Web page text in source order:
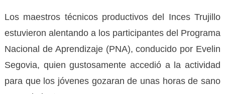
Los maestros técnicos productivos del Inces Trujillo
estuvieron alentando a los participantes del Programa
Nacional de Aprendizaje (PNA), conducido por Evelin
Segovia, quien gustosamente accedió a la actividad
para que los jóvenes gozaran de unas horas de sano